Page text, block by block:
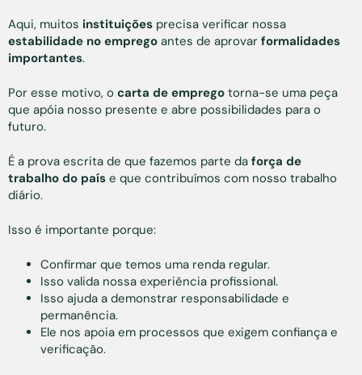
Aqui, muitos instituições precisa verificar nossa
estabilidade no emprego antes de aprovar formalidades
importantes.
Por esse motivo, o carta de emprego torna-se uma peça
que apóia nosso presente e abre possibilidades para o
futuro.
É a prova escrita de que fazemos parte da força de
trabalho do país e que contribuímos com nosso trabalho
diário.
Isso é importante porque:
Confirmar que temos uma renda regular.
Isso valida nossa experiência profissional.
Isso ajuda a demonstrar responsabilidade e
permanência.
Ele nos apoia em processos que exigem confiança e
verificação.